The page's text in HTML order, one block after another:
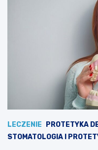
LECZENIE
PROTETYKA
STOMATOLOGIA I